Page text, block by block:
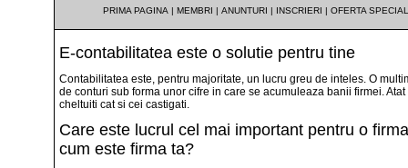
PRIMA PAGINA | MEMBRI | ANUNTURI | INSCRIERI | OFERTA
E-contabilitatea este o solutie pentru tine
Contabilitatea este, pentru majoritate, un lucru greu de inteles. O
de conturi sub forma unor cifre in care se acumuleaza banii firmei. Atat
cheltuiti cat si cei castigati.
Care este lucrul cel mai important pentru o firma
cum este firma ta?